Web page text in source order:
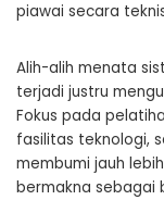
piawai secara
Alih-alih menata
terjadi justru
Fokus pada
fasilitas teknologi,
membumi jauh
bermakna sebagai